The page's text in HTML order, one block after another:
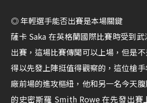
◎ 年輕選手能否出賽是本場關鍵
薩卡 Saka 在英格蘭國際比賽時受到
出賽，這場比賽傳聞可以上場，但是
得以先發上陣挺值得觀察的，這位槍
廠前場的進攻樞紐，他和另一名今天
的史密斯羅 Smith Rowe 在先發出賽